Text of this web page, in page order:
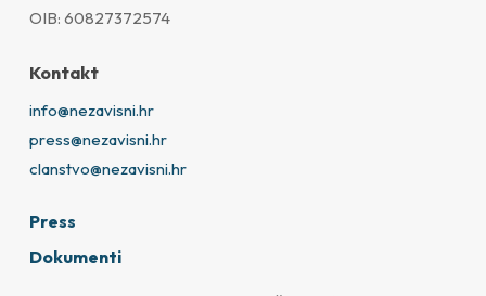
OIB: 60827372574
Kontakt
info@nezavisni.hr
press@nezavisni.hr
clanstvo@nezavisni.hr
Press
Dokumenti